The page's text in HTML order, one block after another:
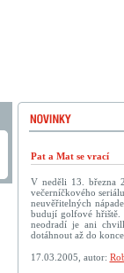
Pat a Mat se vrací
V neděli 13. března
večerníčkového
neuvěřitelných
budují golfové hřiště.
neodradí je ani
dotáhnout až do
17.03.2005, autor: